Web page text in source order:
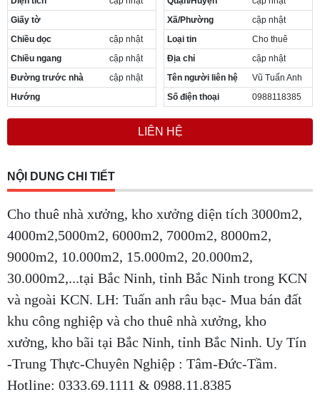
Giấy tờ
Chiều dọc
cập nhật
Chiều ngang
cập nhật
Đường trước nhà
cập nhật
Hướng
Xã/Phường
cập nhật
Loại tin
Cho thuê
Địa chỉ
cập nhật
Tên người liên hệ
Vũ Tuấn Anh
Số điện thoại
0988118385
LIÊN HỆ
NỘI DUNG CHI TIẾT
Cho thuê nhà xưởng, kho xưởng diện tích 3000m2,
4000m2,5000m2, 6000m2, 7000m2, 8000m2,
9000m2, 10.000m2, 15.000m2, 20.000m2,
30.000m2,...tại Bắc Ninh, tỉnh Bắc Ninh trong KCN
và ngoài KCN. LH: Tuấn anh râu bạc- Mua bán đất
khu công nghiệp và cho thuê nhà xưởng, kho
xưởng, kho bãi tại Bắc Ninh, tỉnh Bắc Ninh. Uy Tín
-Trung Thực-Chuyên Nghiệp : Tâm-Đức-Tầm.
Hotline: 0333.69.1111 & 0988.11.8385